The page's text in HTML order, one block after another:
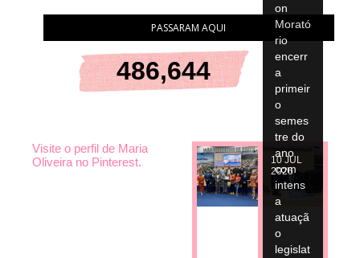
PASSARAM AQUI
486,644
Visite o perfil de Maria
Oliveira no Pinterest.
on
Morató
rio
encerr
a
primeir
o
semes
tre do
ano
com
intens
a
atuaçã
o
legislat
10 JUL
2026